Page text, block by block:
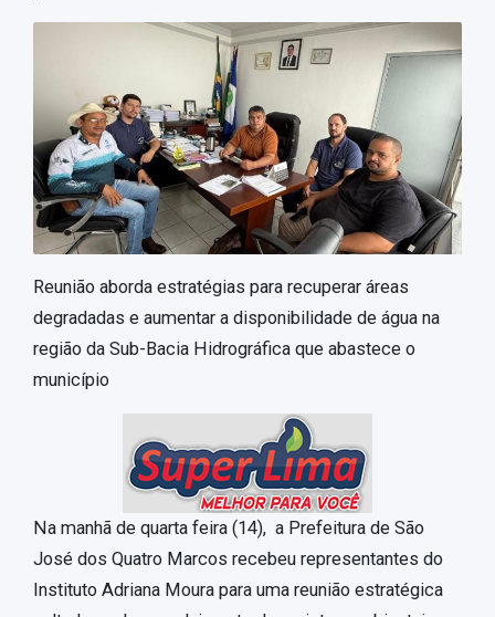
Reunião aborda estratégias para recuperar áreas
degradadas e aumentar a disponibilidade de água na
região da Sub-Bacia Hidrográfica que abastece o
município
Na manhã de quarta feira (14), a Prefeitura de São
José dos Quatro Marcos recebeu representantes do
Instituto Adriana Moura para uma reunião estratégica